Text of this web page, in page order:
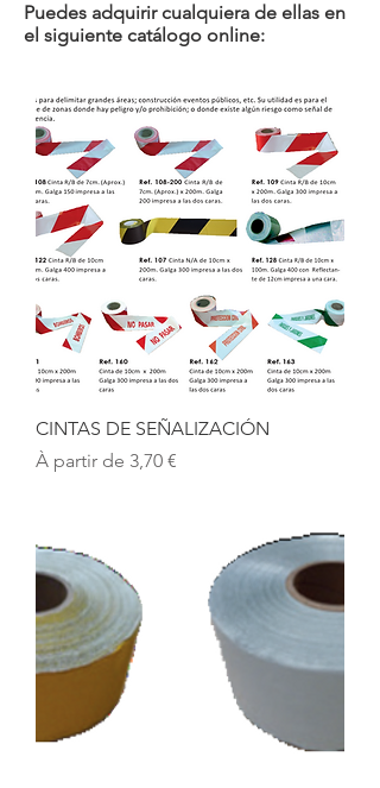
Puedes adquirir cualquiera de ellas en
el siguiente catálogo online:
CINTAS DE SEÑALIZACIÓN
À partir de 3,70 €
Prix promotionnel